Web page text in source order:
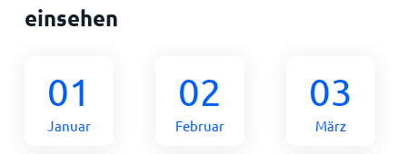
einsehen
01
Januar
02
Februar
03
März